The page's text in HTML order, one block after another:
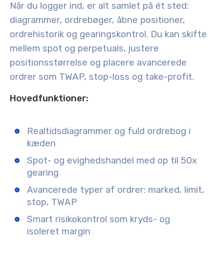
Når du logger ind, er alt samlet på ét sted:
diagrammer, ordrebøger, åbne positioner,
ordrehistorik og gearingskontrol. Du kan skifte
mellem spot og perpetuals, justere
positionsstørrelse og placere avancerede
ordrer som TWAP, stop-loss og take-profit.
Hovedfunktioner:
Realtidsdiagrammer og fuld ordrebog i
kæden
Spot- og evighedshandel med op til 50x
gearing
Avancerede typer af ordrer: marked, limit,
stop, TWAP
Smart risikokontrol som kryds- og
isoleret margin